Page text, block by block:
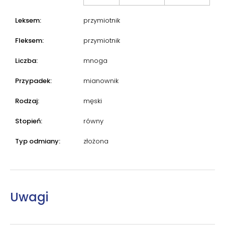
Leksem: przymiotnik
Fleksem: przymiotnik
Liczba: mnoga
Przypadek: mianownik
Rodzaj: męski
Stopień: równy
Typ odmiany: złożona
Uwagi